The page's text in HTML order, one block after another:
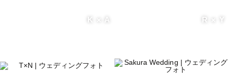
持ちでいっぱい。
K × A R × Y